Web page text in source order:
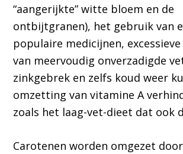
“aangerijkte” witte bloem en de
ontbijtgranen), het gebruik van
populaire medicijnen,
van meervoudig onverzadigde
zinkgebrek en zelfs koud weer
omzetting van vitamine A
zoals het laag-vet-dieet dat ook
Carotenen worden omgezet